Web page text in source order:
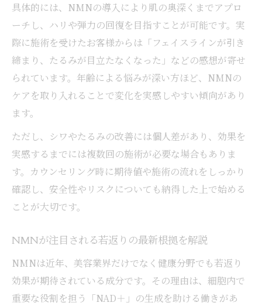
美容効果を高めるNMN点滴とサプリの併用
法
NMNサプリだけでは効果ないと言われる理
由
NMN点滴とサプリの実感できる変化を比較
具体的には、NMNの導入により肌の奥深くまでアプロ
ーチし、ハリや弾力の回復を目指すことが可能です。実
際に施術を受けたお客様からは「フェイスラインが引き
締まり、たるみが目立たなくなった」などの感想が寄せ
られています。年齢による悩みが深い方ほど、NMNの
ケアを取り入れることで変化を実感しやすい傾向があり
ます。
ただし、シワやたるみの改善には個人差があり、効果を
実感するまでには複数回の施術が必要な場合もありま
す。カウンセリング時に期待値や施術の流れをしっかり
確認し、安全性やリスクについても納得した上で始める
ことが大切です。
NMNが注目される若返りの最新根拠を解説
NMNは近年、美容業界だけでなく健康分野でも若返り
効果が期待されている成分です。その理由は、細胞内で
重要な役割を担う「NAD＋」の生成を助ける働きがあ